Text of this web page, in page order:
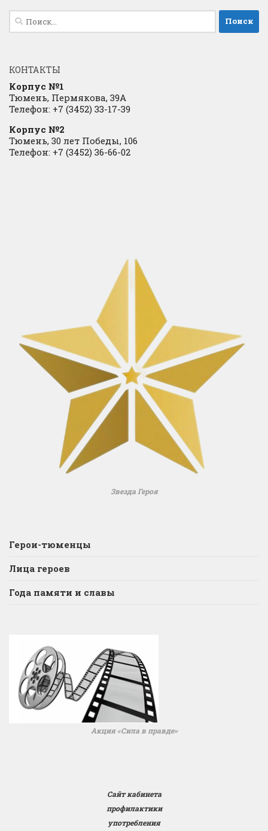
Найти:
КОНТАКТЫ
Корпус №1
Тюмень, Пермякова, 39А
Телефон: +7 (3452) 33-17-39
Корпус №2
Тюмень, 30 лет Победы, 106
Телефон: +7 (3452) 36-66-02
Звезда Героя
Герои-тюменцы
Лица героев
Года памяти и славы
Акция «Сила в правде»
Сайт кабинета
профилактики
употребления